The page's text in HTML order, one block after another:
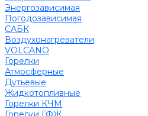
Энергозависимая
Погодозависимая
САБК
Воздухонагреватели
VOLCANO
Горелки
Атмосферные
Дутьевые
Жидкотопливные
Горелки КЧМ